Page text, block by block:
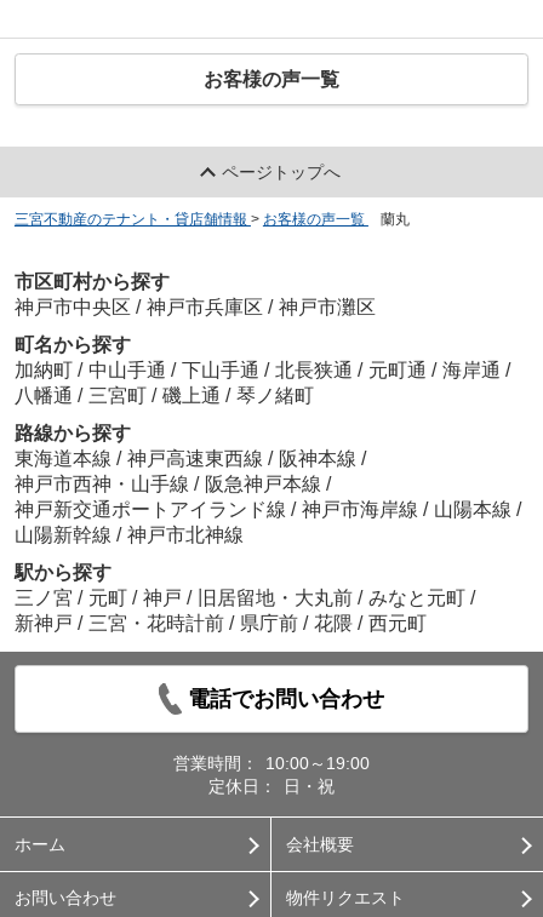
お客様の声一覧
ページトップへ
三宮不動産のテナント・貸店舗情報 > お客様の声一覧 蘭丸
市区町村から探す
神戸市中央区 / 神戸市兵庫区 / 神戸市灘区
町名から探す
加納町 / 中山手通 / 下山手通 / 北長狭通 / 元町通 / 海岸通 /
八幡通 / 三宮町 / 磯上通 / 琴ノ緒町
路線から探す
東海道本線 / 神戸高速東西線 / 阪神本線 /
神戸市西神・山手線 / 阪急神戸本線 /
神戸新交通ポートアイランド線 / 神戸市海岸線 / 山陽本線 /
山陽新幹線 / 神戸市北神線
駅から探す
三ノ宮 / 元町 / 神戸 / 旧居留地・大丸前 / みなと元町 /
新神戸 / 三宮・花時計前 / 県庁前 / 花隈 / 西元町
電話でお問い合わせ
営業時間：
10:00～19:00
定休日：
日・祝
ホーム 会社概要
お問い合わせ 物件リクエスト